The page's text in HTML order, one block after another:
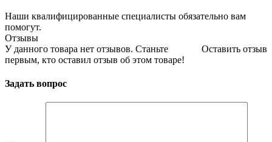
Наши квалифицированные специалисты обязательно вам
помогут.
Отзывы
Оставить отзыв
У данного товара нет отзывов. Станьте
первым, кто оставил отзыв об этом товаре!
Задать вопрос